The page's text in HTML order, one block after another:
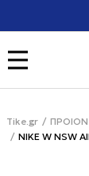
Tike.gr
NIKE W NSW